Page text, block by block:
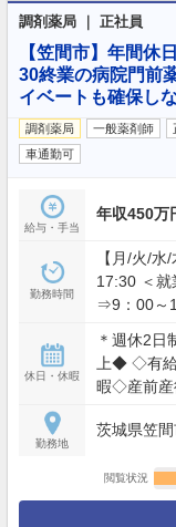
調剤薬局 ｜ 正社員
【笠間市】年間休
30終業の病院門前
イベートも確保し
調剤薬局 一般薬剤師
車通勤可
給与・手当
年収450万
勤務時間
【月/火/
17:30 ＜
⇒9：00～
休日・休暇
＊週休2日
上◆ ◇有
暇◇産前
勤務地
茨城県笠
閲覧状況